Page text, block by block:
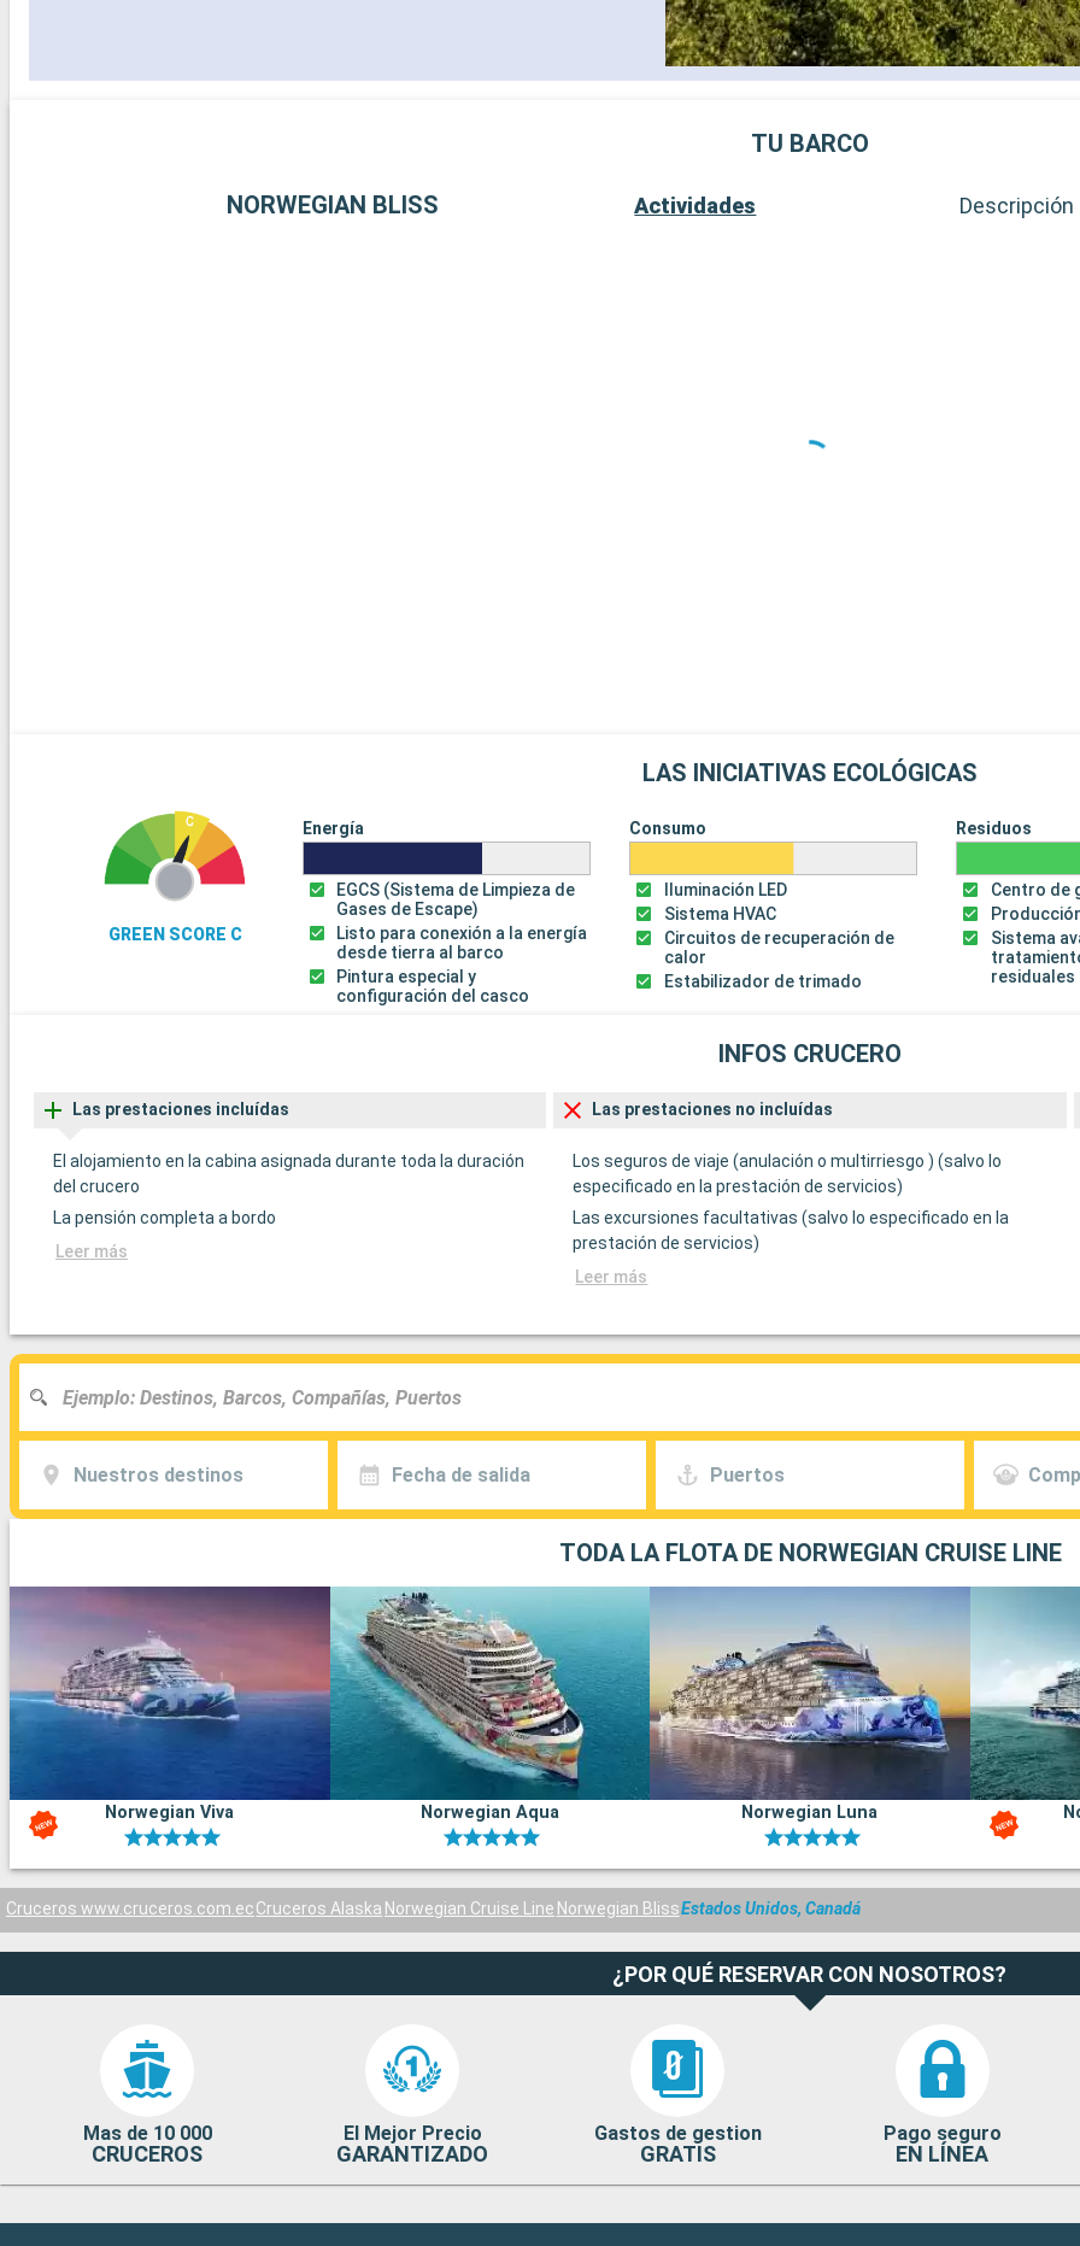
TU BARCO
NORWEGIAN BLISS Actividades Descripción
LAS INICIATIVAS ECOLÓGICAS
GREEN SCORE C
Energía
EGCS (Sistema de Limpieza de
Gases de Escape)
Listo para conexión a la energía
desde tierra al barco
Pintura especial y
configuración del casco
Consumo
Iluminación LED
Sistema HVAC
Circuitos de recuperación de
calor
Estabilizador de trimado
Residuos
Centro de
Sistema
residuales
INFOS CRUCERO
Las prestaciones incluídas
El alojamiento en la cabina asignada durante toda la duración
del crucero
La pensión completa a bordo
Leer más
Las prestaciones no incluídas
Los seguros de viaje (anulación o multirriesgo ) (salvo lo
especificado en la prestación de servicios)
Las excursiones facultativas (salvo lo especificado en la
prestación de servicios)
Leer más
Nuestros destinos Fecha de salida Puertos
TODA LA FLOTA DE NORWEGIAN CRUISE LINE
Norwegian Viva Norwegian Aqua Norwegian Luna
Cruceros www.cruceros.com.ecCruceros Alaska Norwegian Cruise Line Norwegian BlissEstados Unidos, Canadá
¿POR QUÉ RESERVAR CON NOSOTROS?
Mas de 10 000
CRUCEROS
El Mejor Precio
GARANTIZADO
Gastos de gestion
GRATIS
Pago seguro
EN LÍNEA